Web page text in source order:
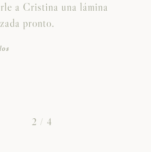
a Cristina una lámina
pronto.
2 / 4